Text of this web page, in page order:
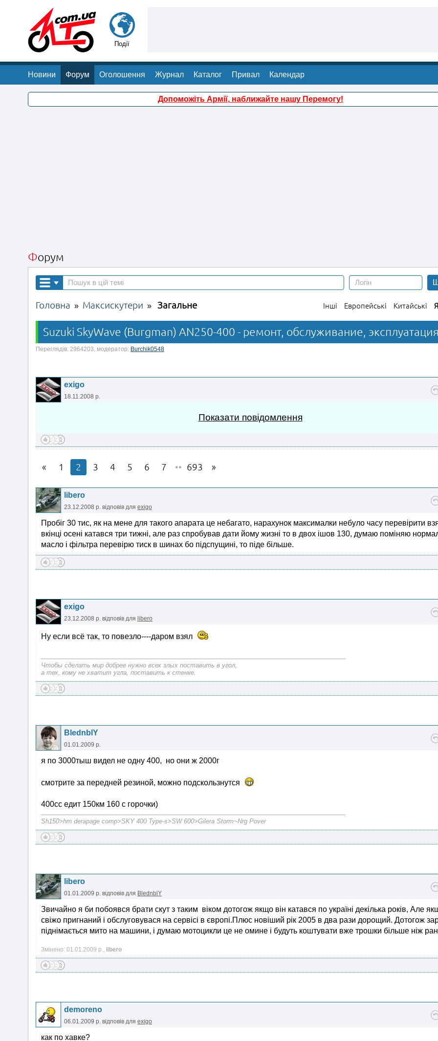
Події
Новини Форум Оголошення Журнал Каталог Привал Календар
Допоможіть Армії, наближайте нашу Перемогу!
Форум
Головна » Максискутери » Загальне Інші Европейські Китайські
Suzuki SkyWave (Burgman) AN250-400 - ремонт, обслуживание,
Переглядів: 2964203, модератор: Burchik0548
exigo
18.11.2008 р.
Показати повідомлення
1 2 3 4 5 6 7 •• 693
libero
23.12.2008 р. відповів для exigo
Пробіг 30 тис, як на мене для такого апарата це небагато, нарахунок максималки небуло часу перевірити
вкінці осені катався три тижні, але раз спробував дати йому жизні то в двох ішов 130, думаю поміняю
масло і фільтра перевірю тиск в шинах бо підспущині, то піде більше.
exigo
23.12.2008 р. відповів для libero
Ну если всё так, то повезло----даром взял
Чтобы сделать мир добрее нужно всех злых поставить в угол,
а тех, кому не хватит угла, поставить к стенке.
BlednblY
01.01.2009 р.
я по 3000тыш видел не одну 400, но они ж 2000г
смотрите за передней резиной, можно подскользнутся
400сс едит 150км 160 с горочки)
Sh150>hm derapage comp>SKY 400 Type-s>SW 600>Gilera Storm~Nrg Pover
libero
01.01.2009 р. відповів для BlednblY
Звичайно я би побоявся брати скут з таким віком дотогож якщо він катався по україні декілька років, Але
свіжо пригнаний і обслуговувася на сервісі в європі.Плюс новіший рік 2005 в два рази дорощий. Дотогож
піднімається мито на машини, і думаю мотоцикли це не омине і будуть коштувати вже трошки більше ніж
Змінено: 01.01.2009 р., libero
demoreno
06.01.2009 р. відповів для exigo
как по хавке?